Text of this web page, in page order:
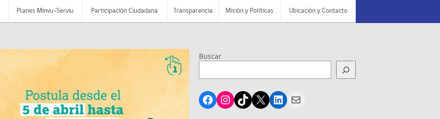
Planes Minvu-Serviu Participación Ciudadana Transparencia Misión y Políticas Ubicación y Contacto
Buscar
Facebook
Instagram
TikTok
X LinkedIn
Mail